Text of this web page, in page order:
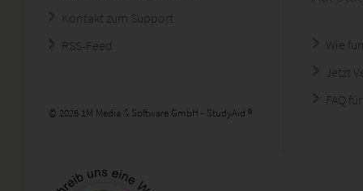
Kontakt zum Support
RSS-Feed
© 2026 1M Media & Software GmbH - StudyAid ®
Wie
Jetzt
FAQ